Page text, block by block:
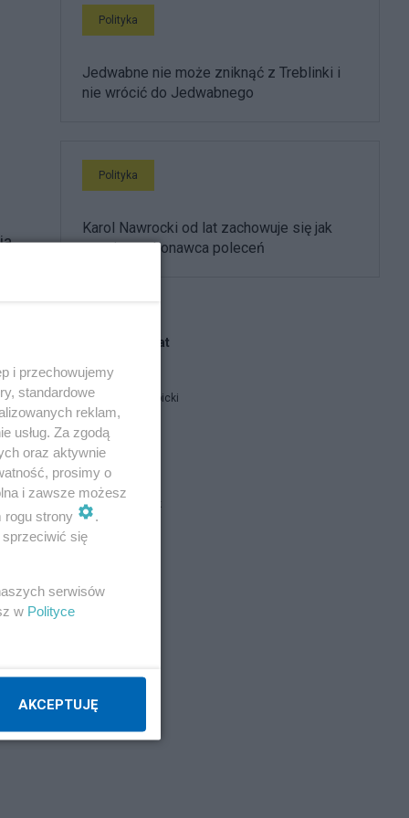
Polityka
Jedwabne nie może zniknąć z Treblinki i
nie wrócić do Jedwabnego
Polityka
Karol Nawrocki od lat zachowuje się jak
partyjny wykonawca poleceń
Blogi na ten temat
Jan Filip Libicki
Beszad
jerzynowak
i przechowujemy
standardowe
reklam,
usług. Za zgodą
oraz aktywnie
prosimy o
i zawsze możesz
rogu strony
.
się
serwisów
w Polityce
AKCEPTUJĘ